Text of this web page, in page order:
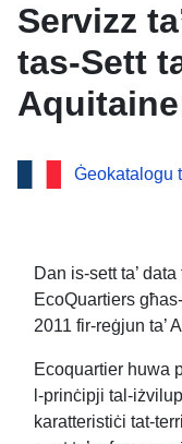
Servizz
tas-Sett
sejħietĠeokatalogu
Dan is-sett ta’
EcoQuartiers
2011 fir-reġjun ta’
Ecoquartier huwa
l-prinċipji tal-
karatteristiċi tat-